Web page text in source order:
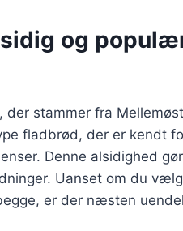
og
der stammer fra
fladbrød, der er kendt
Denne alsidighed
Uanset om du
er der næsten